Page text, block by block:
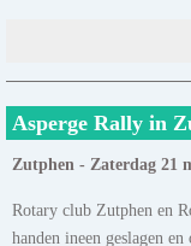
Asperge Rally in
Zutphen - Zaterdag 21
Rotary club Zutphen en
handen ineen geslagen